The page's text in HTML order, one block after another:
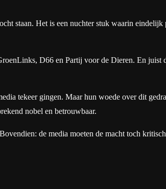
staan. Het is een nuchter stuk waarin
D66 en Partij voor de Dieren. En juist
tekeer gingen. Maar hun woede over dit
nobel en betrouwbaar.
de media moeten de macht toch